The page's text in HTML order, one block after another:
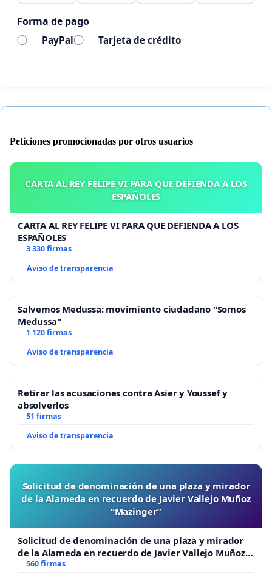
Forma de pago
PayPal Tarjeta de crédito
Peticiones promocionadas por otros usuarios
CARTA AL REY FELIPE VI PARA QUE DEFIENDA A LOS
ESPAÑOLES
CARTA AL REY FELIPE VI PARA QUE DEFIENDA A LOS
ESPAÑOLES
3 330 firmas
Aviso de transparencia
Salvemos Medussa: movimiento ciudadano "Somos
Medussa"
1 120 firmas
Aviso de transparencia
Retirar las acusaciones contra Asier y Youssef y
absolverlos
51 firmas
Aviso de transparencia
Solicitud de denominación de una plaza y mirador
de la Alameda en recuerdo de Javier Vallejo Muñoz
“Mazinger”
Solicitud de denominación de una plaza y mirador
de la Alameda en recuerdo de Javier Vallejo Muñoz
“Mazinger”
560 firmas